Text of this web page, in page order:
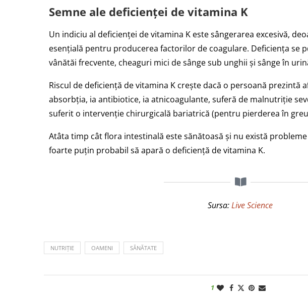
Semne ale deficienței de vitamina K
Un indiciu al deficienței de vitamina K este sângerarea excesivă,
esențială pentru producerea factorilor de coagulare. Deficiența se
vânătăi frecvente, cheaguri mici de sânge sub unghii și sânge în
Riscul de deficiență de vitamina K crește dacă o persoană prezintă
absorbția, ia antibiotice, ia atnicoagulante, suferă de malnutriție
suferit o intervenție chirurgicală bariatrică (pentru pierderea în
Atâta timp cât flora intestinală este sănătoasă și nu există
foarte puțin probabil să apară o deficiență de vitamina K.
Sursa:Live Science
NUTRIȚIE OAMENI SĂNĂTATE
1